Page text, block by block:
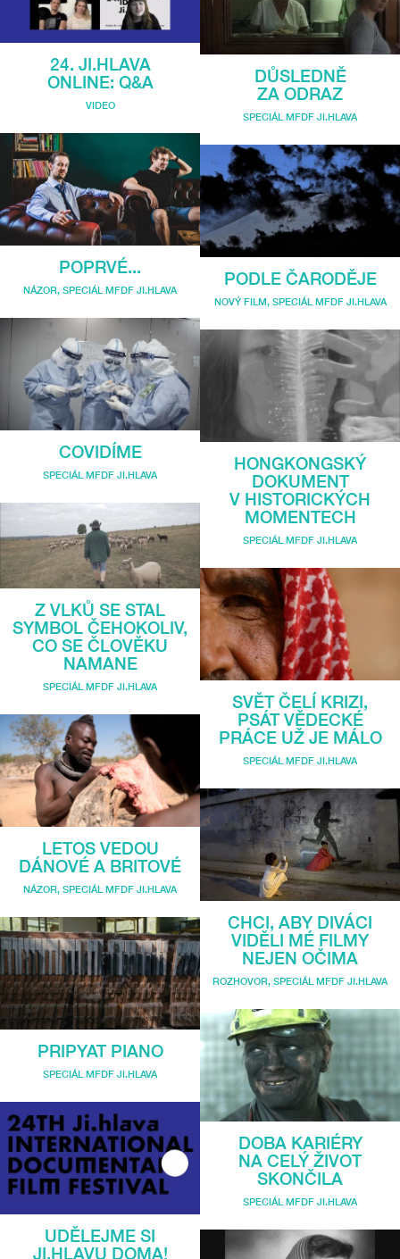
24. JI.HLAVA
ONLINE: Q&A
VIDEO
POPRVÉ...
NÁZOR, SPECIÁL MFDF JI.HLAVA
COVIDÍME
SPECIÁL MFDF JI.HLAVA
Z VLKŮ SE STAL
SYMBOL ČEHOKOLIV,
CO SE ČLOVĚKU
NAMANE
SPECIÁL MFDF JI.HLAVA
LETOS VEDOU
DÁNOVÉ A BRITOVÉ
NÁZOR, SPECIÁL MFDF JI.HLAVA
PRIPYAT PIANO
SPECIÁL MFDF JI.HLAVA
UDĚLEJME SI
JI.HLAVU DOMA!
DŮSLEDNĚ
ZA ODRAZ
SPECIÁL MFDF JI.HLAVA
PODLE ČARODĚJE
NOVÝ FILM, SPECIÁL MFDF JI.HLAVA
HONGKONGSKÝ
DOKUMENT
V HISTORICKÝCH
MOMENTECH
SPECIÁL MFDF JI.HLAVA
SVĚT ČELÍ KRIZI,
PSÁT VĚDECKÉ
PRÁCE UŽ JE MÁLO
SPECIÁL MFDF JI.HLAVA
CHCI, ABY DIVÁCI
VIDĚLI MÉ FILMY
NEJEN OČIMA
ROZHOVOR, SPECIÁL MFDF JI.HLAVA
DOBA KARIÉRY
NA CELÝ ŽIVOT
SKONČILA
SPECIÁL MFDF JI.HLAVA